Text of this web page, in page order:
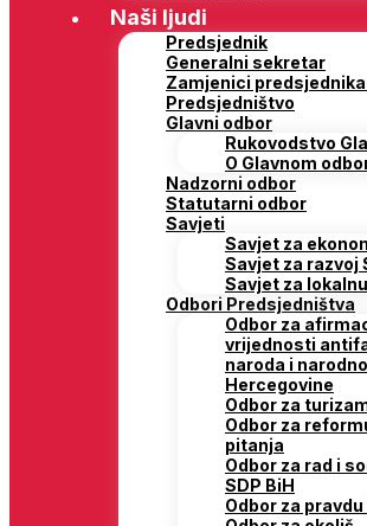
Naši ljudi
Predsjednik
Generalni sekretar
Zamjenici predsjednika
Predsjedništvo
Glavni odbor
Rukovodstvo
O Glavnom
Nadzorni odbor
Statutarni odbor
Savjeti
Savjet za
Savjet za razvoj
Savjet za
Odbori Predsjedništva
Odbor za
vrijednosti
naroda i
Hercegovine
Odbor za
Odbor za
pitanja
Odbor za rad i
SDP BiH
Odbor za